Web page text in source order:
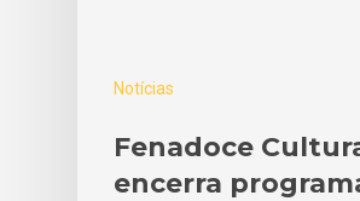
Notícias
Fenadoce
encerra